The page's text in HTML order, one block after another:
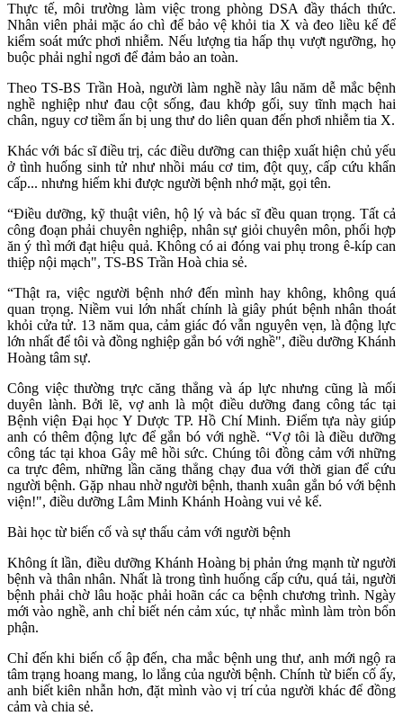
Thực tế, môi trường làm việc trong phòng DSA đầy thách thức.
Nhân viên phải mặc áo chì để bảo vệ khỏi tia X và đeo liều kế để
kiểm soát mức phơi nhiễm. Nếu lượng tia hấp thụ vượt ngưỡng, họ
buộc phải nghỉ ngơi để đảm bảo an toàn.
Theo TS-BS Trần Hoà, người làm nghề này lâu năm dễ mắc bệnh
nghề nghiệp như đau cột sống, đau khớp gối, suy tĩnh mạch hai
chân, nguy cơ tiềm ẩn bị ung thư do liên quan đến phơi nhiễm tia X.
Khác với bác sĩ điều trị, các điều dưỡng can thiệp xuất hiện chủ yếu
ở tình huống sinh tử như nhồi máu cơ tim, đột quỵ, cấp cứu khẩn
cấp... nhưng hiếm khi được người bệnh nhớ mặt, gọi tên.
“Điều dưỡng, kỹ thuật viên, hộ lý và bác sĩ đều quan trọng. Tất cả
công đoạn phải chuyên nghiệp, nhân sự giỏi chuyên môn, phối hợp
ăn ý thì mới đạt hiệu quả. Không có ai đóng vai phụ trong ê-kíp can
thiệp nội mạch", TS-BS Trần Hoà chia sẻ.
“Thật ra, việc người bệnh nhớ đến mình hay không, không quá
quan trọng. Niềm vui lớn nhất chính là giây phút bệnh nhân thoát
khỏi cửa tử. 13 năm qua, cảm giác đó vẫn nguyên vẹn, là động lực
lớn nhất để tôi và đồng nghiệp gắn bó với nghề", điều dưỡng Khánh
Hoàng tâm sự.
Công việc thường trực căng thẳng và áp lực nhưng cũng là mối
duyên lành. Bởi lẽ, vợ anh là một điều dưỡng đang công tác tại
Bệnh viện Đại học Y Dược TP. Hồ Chí Minh. Điểm tựa này giúp
anh có thêm động lực để gắn bó với nghề. “Vợ tôi là điều dưỡng
công tác tại khoa Gây mê hồi sức. Chúng tôi đồng cảm với những
ca trực đêm, những lần căng thẳng chạy đua với thời gian để cứu
người bệnh. Gặp nhau nhờ người bệnh, thanh xuân gắn bó với bệnh
viện!", điều dưỡng Lâm Minh Khánh Hoàng vui vẻ kể.
Bài học từ biến cố và sự thấu cảm với người bệnh
Không ít lần, điều dưỡng Khánh Hoàng bị phản ứng mạnh từ người
bệnh và thân nhân. Nhất là trong tình huống cấp cứu, quá tải, người
bệnh phải chờ lâu hoặc phải hoãn các ca bệnh chương trình. Ngày
mới vào nghề, anh chỉ biết nén cảm xúc, tự nhắc mình làm tròn bổn
phận.
Chỉ đến khi biến cố ập đến, cha mắc bệnh ung thư, anh mới ngộ ra
tâm trạng hoang mang, lo lắng của người bệnh. Chính từ biến cố ấy,
anh biết kiên nhẫn hơn, đặt mình vào vị trí của người khác để đồng
cảm và chia sẻ.